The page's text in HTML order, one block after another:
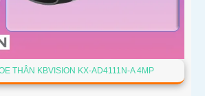
THÂN KBVISION KX-AD4111N-A 4MP